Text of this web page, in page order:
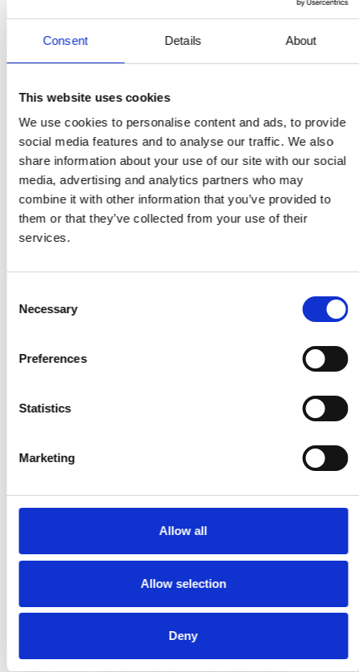
Consent Details About
This website uses cookies
We use cookies to personalise content and ads, to provide
social media features and to analyse our traffic. We also
share information about your use of our site with our social
media, advertising and analytics partners who may
combine it with other information that you’ve provided to
them or that they’ve collected from your use of their
services.
Selection
Necessary
Preferences
Statistics
Marketing
Allow all
Allow selection
Deny
Stroomaansluiting 230V|1ph|50Hz|PE|Schuko
15 A
Brandstoftype
petroleum/kerosine, GTL
Max. verbruik 14,8 L/u
Afmetingen
(lxbxh)
246 x 84 x 151 cm
Gerelateerde producten
Externe brandstoftank
ADR Tolsma dubbelwandige, mobiele